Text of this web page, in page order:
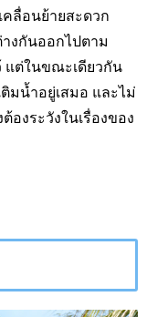
ลื่อนย้ายสะดวก
งกันออกไปตาม
แต่ในขณะเดียวกัน
มน้ำอยู่เสมอ และไม่
งระวังในเรื่องของ